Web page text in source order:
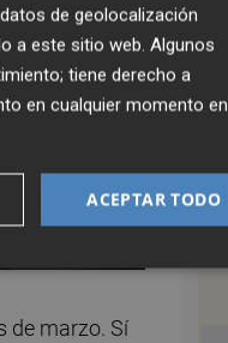
de marzo. Sí
de geolocalización
a este sitio web. Algunos
tiene derecho a
en cualquier momento en
ACEPTAR TODO